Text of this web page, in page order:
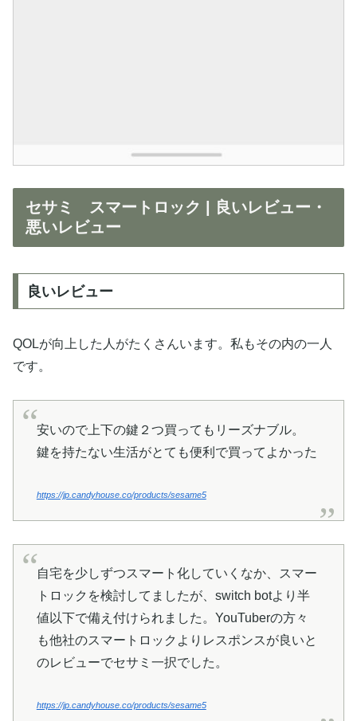
セサミ スマートロック | 良いレビュー・
悪いレビュー
良いレビュー
QOLが向上した人がたくさんいます。私もその内の一人
です。
安いので上下の鍵２つ買ってもリーズナブル。
鍵を持たない生活がとても便利で買ってよかった
https://jp.candyhouse.co/products/sesame5
自宅を少しずつスマート化していくなか、スマー
トロックを検討してましたが、switch botより半
値以下で備え付けられました。YouTuberの方々
も他社のスマートロックよりレスポンスが良いと
のレビューでセサミ一択でした。
https://jp.candyhouse.co/products/sesame5